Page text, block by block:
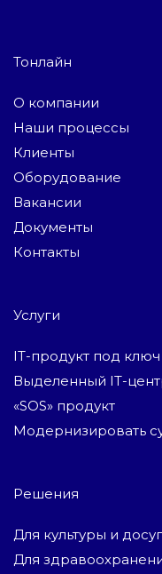
Тонлайн
О компании
Наши процессы
Клиенты
Оборудование
Вакансии
Документы
Контакты
Услуги
IT-продукт под ключ
Выделенный IT-
«SOS» продукт
Модернизировать
Решения
Для культуры и
Для